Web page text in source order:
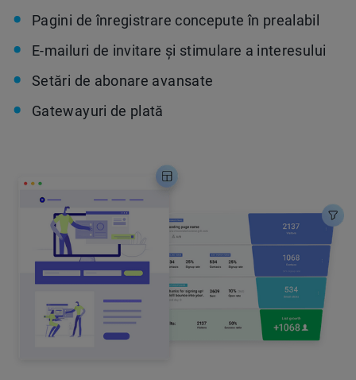
Pagini de înregistrare concepute în prealabil
E-mailuri de invitare și stimulare a interesului
Setări de abonare avansate
Gatewayuri de plată